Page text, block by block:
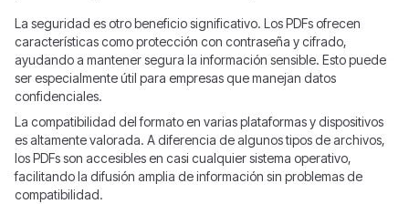
La seguridad es otro beneficio significativo. Los PDFs ofrecen
características como protección con contraseña y cifrado,
ayudando a mantener segura la información sensible. Esto puede
ser especialmente útil para empresas que manejan datos
confidenciales.
La compatibilidad del formato en varias plataformas y dispositivos
es altamente valorada. A diferencia de algunos tipos de archivos,
los PDFs son accesibles en casi cualquier sistema operativo,
facilitando la difusión amplia de información sin problemas de
compatibilidad.